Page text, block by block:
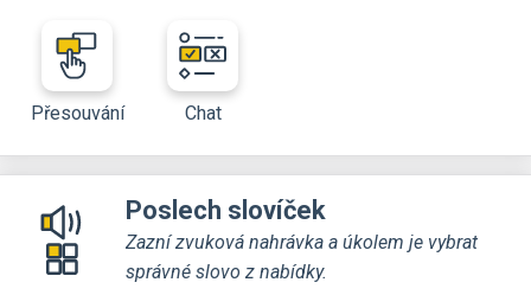
Přesouvání Chat
Poslech slovíček
Zazní zvuková nahrávka a úkolem je vybrat
správné slovo z nabídky.